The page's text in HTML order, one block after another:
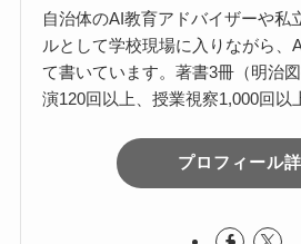
自治体のAI教育アドバイザーや私
ルとして学校現場に入りながら、
て書いています。著書3冊（明治
演120回以上、授業視察1,000回以
プロフィール